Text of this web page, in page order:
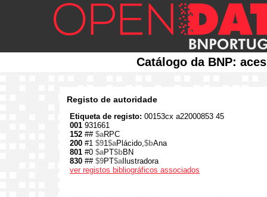
Catálogo da BNP:
Registo de autoridade
Etiqueta de registo: 00153cx a22000853 45
001 931661
152 ## $aRPC
200 #1 $91$aPlácido,$bAna
801 #0 $aPT$bBN
830 ## $9PT$aIlustradora
ver registos bibliográficos associados